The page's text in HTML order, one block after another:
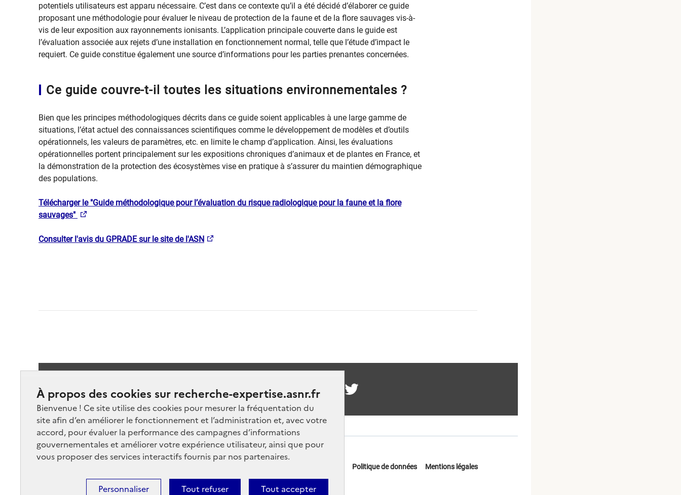
À propos des cookies sur recherche-expertise.asnr.fr
Bienvenue ! Ce site utilise des cookies pour mesurer la fréquentation du
site afin d’en améliorer le fonctionnement et l’administration et, avec votre
accord, pour évaluer la performance des campagnes d’informations
gouvernementales et améliorer votre expérience utilisateur, ainsi que pour
vous proposer des services interactifs fournis par nos partenaires.
Tout accepter
Tout refuser
Personnaliser
potentiels utilisateurs est apparu nécessaire. C’est dans ce contexte qu’il a été décidé d’élaborer ce guide
proposant une méthodologie pour évaluer le niveau de protection de la faune et de la flore sauvages vis-à-
vis de leur exposition aux rayonnements ionisants. L’application principale couverte dans le guide est
l’évaluation associée aux rejets d’une installation en fonctionnement normal, telle que l’étude d’impact le
requiert. Ce guide constitue également une source d’informations pour les parties prenantes concernées.
Ce guide couvre-t-il toutes les situations environnementales ?
Bien que les principes méthodologiques décrits dans ce guide soient applicables à une large gamme de
situations, l’état actuel des connaissances scientifiques comme le développement de modèles et d’outils
opérationnels, les valeurs de paramètres, etc. en limite le champ d’application. Ainsi, les évaluations
opérationnelles portent principalement sur les expositions chroniques d’animaux et de plantes en France, et
la démonstration de la protection des écosystèmes vise en pratique à s’assurer du maintien démographique
des populations.
Télécharger le "​Guide méthodologique pour l’évaluation du risque radiologique pour la faune et la flore
sauvages"
Consulter l'avis du GPRADE sur le site de l'ASN​
Suivez-nous
Politique de données Mentions légales
Plan du site Contactez-nous